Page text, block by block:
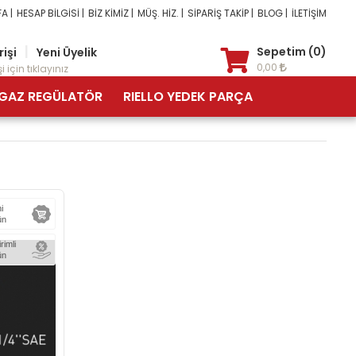
| HESAP BİLGİSİ | BİZ KİMİZ | MÜŞ. HİZ. | SİPARİŞ TAKİP | BLOG | İLETİŞİM
Yeni Üyelik
için tıklayınız
Sepetim (0)
0,00
REGÜLATÖR RIELLO YEDEK PARÇA